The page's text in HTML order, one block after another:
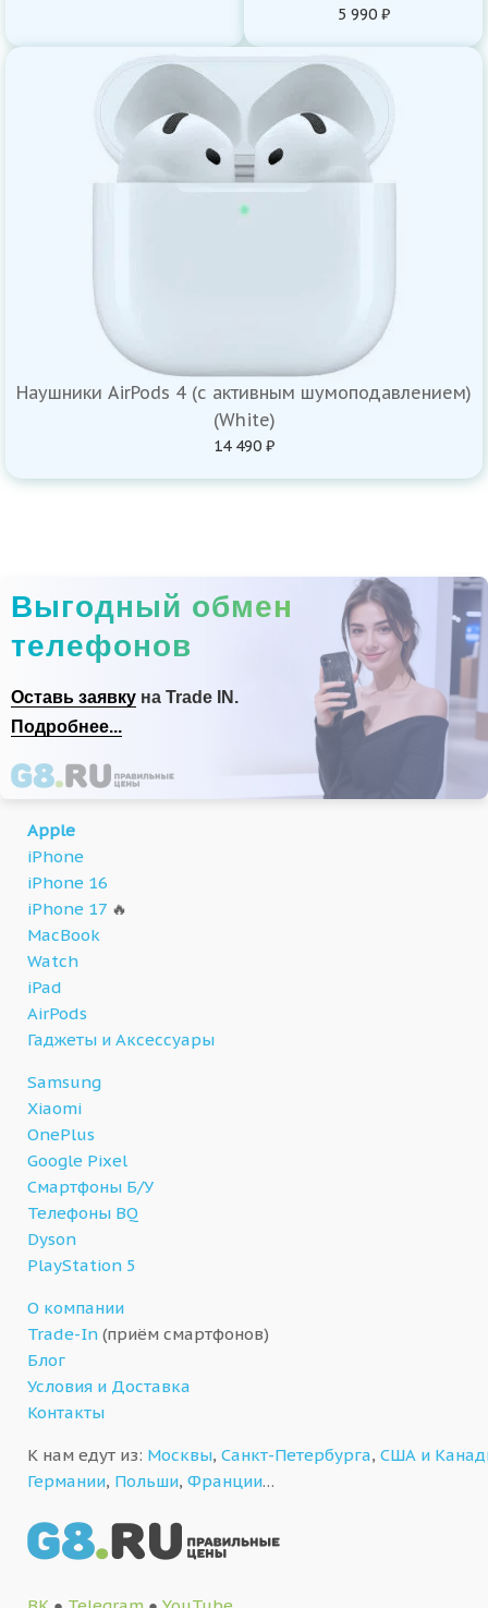
5 990 ₽
Наушники AirPods 4 (с активным шумоподавлением)
(White)
14 490 ₽
Выгодный обмен
телефонов
Оставь заявку на Trade IN.
Подробнее...
Apple
iPhone
iPhone 16
iPhone 17 🔥
MacBook
Watch
iPad
AirPods
Гаджеты и Аксессуары
Samsung
Xiaomi
OnePlus
Google Pixel
Смартфоны Б/У
Телефоны BQ
Dyson
PlayStation 5
О компании
Trade-In (приём смартфонов)
Блог
Условия и Доставка
Контакты
К нам едут из: Москвы, Санкт-Петербурга, США и
Германии, Польши, Франции…